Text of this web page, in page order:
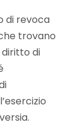
di revoca
trovano
di